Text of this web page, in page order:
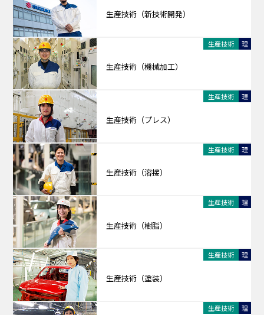
生産技術（新技術開発）
生産技術（機械加工）
生産技術 理
生産技術（プレス）
生産技術 理
生産技術（溶接）
生産技術 理
生産技術（樹脂）
生産技術 理
生産技術（塗装）
生産技術 理
生産技術 理